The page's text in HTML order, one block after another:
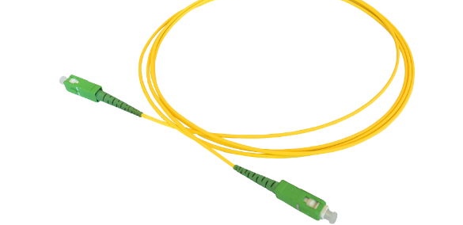
Manchon de fusion en ligne
Équipements de soufflage de
Équipements de test et de
mesure fibre optique
Test
Mesure
Inspection